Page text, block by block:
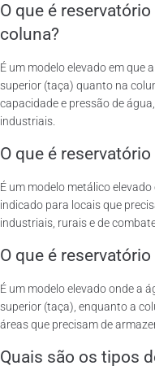
O que é
coluna?
É um modelo elevado em que
superior (taça) quanto na
capacidade e pressão de
industriais.
O que é
É um modelo metálico
indicado para locais que
industriais, rurais e de
O que é
É um modelo elevado onde a
superior (taça), enquanto a
áreas que precisam de
Quais são os tipos